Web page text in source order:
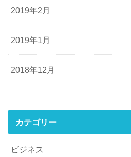
2019年2月
2019年1月
2018年12月
カテゴリー
ビジネス